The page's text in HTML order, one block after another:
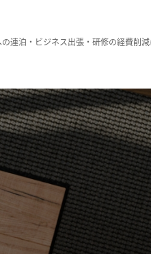
連泊・ビジネス出張・研修の経費削